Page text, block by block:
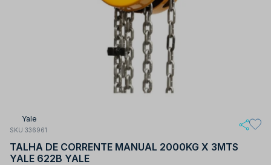
Yale
SKU 336961
TALHA DE CORRENTE MANUAL 2000KG X 3MTS
YALE 622B YALE